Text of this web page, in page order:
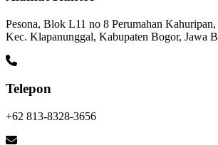
Pesona, Blok L11 no 8 Perumahan
Kec. Klapanunggal, Kabupaten Bogor, Jawa
Telepon
+62 813-8328-3656